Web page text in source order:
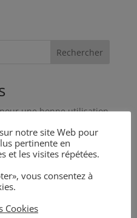
Rechercher
une bonne utilisation
des Médiations n° 5
n° 4
la tentative préalable
Médiation
notre site Web pour
pertinente en
et les visites répétées.
vous consentez à
Cookies